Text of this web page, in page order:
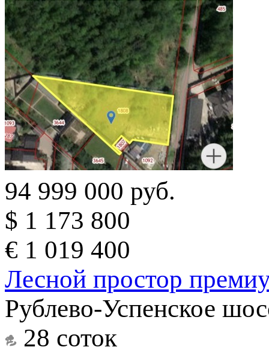
94 999 000 руб.
$ 1 173 800
€ 1 019 400
Лесной простор
Рублево-Успенское
28 соток